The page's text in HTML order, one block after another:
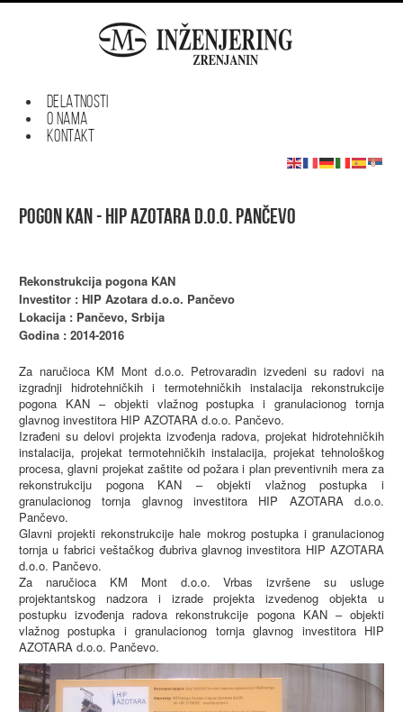
DELATNOSTI
O NAMA
KONTAKT
Pogon KAN - HIP Azotara d.o.o. Pančevo
Rekonstrukcija pogona KAN
Investitor : HIP Azotara d.o.o. Pančevo
Lokacija : Pančevo, Srbija
Godina : 2014-2016
Za naručioca KM Mont d.o.o. Petrovaradin izvedeni su radovi na
izgradnji hidrotehničkih i termotehničkih instalacija rekonstrukcije
pogona KAN – objekti vlažnog postupka i granulacionog tornja
glavnog investitora HIP AZOTARA d.o.o. Pančevo.
Izrađeni su delovi projekta izvođenja radova, projekat hidrotehničkih
instalacija, projekat termotehničkih instalacija, projekat tehnološkog
procesa, glavni projekat zaštite od požara i plan preventivnih mera za
rekonstrukciju pogona KAN – objekti vlažnog postupka i
granulacionog tornja glavnog investitora HIP AZOTARA d.o.o.
Pančevo.
Glavni projekti rekonstrukcije hale mokrog postupka i granulacionog
tornja u fabrici veštačkog đubriva glavnog investitora HIP AZOTARA
d.o.o. Pančevo.
Za naručioca KM Mont d.o.o. Vrbas izvršene su usluge
projektantskog nadzora i izrade projekta izvedenog objekta u
postupku izvođenja radova rekonstrukcije pogona KAN – objekti
vlažnog postupka i granulacionog tornja glavnog investitora HIP
AZOTARA d.o.o. Pančevo.